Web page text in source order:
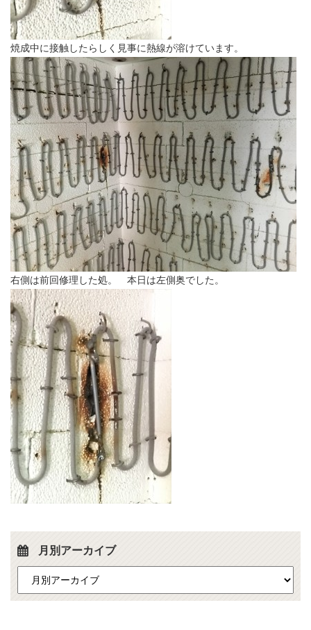
焼成中に接触したらしく見事に熱線が溶けています。
右側は前回修理した処。 本日は左側奥でした。
月別アーカイブ